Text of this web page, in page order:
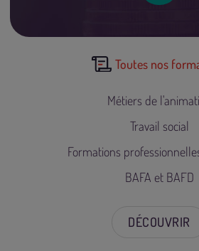
Toutes nos
Métiers de
Travail social
Formations
BAFA et BAFD
DÉCOUVRIR